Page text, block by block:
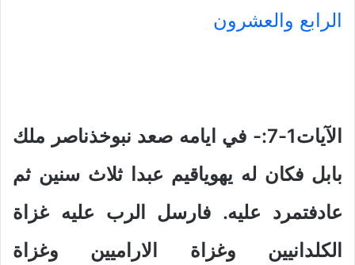
الرابع والعشرون
الآيات1-7:- في ايامه صعد نبوخذناصر ملك
بابل فكان له يهوياقيم عبدا ثلاث سنين ثم
عادفتمرد عليه. فارسل الرب عليه غزاة
الكلدانيين وغزاة الاراميين وغزاة